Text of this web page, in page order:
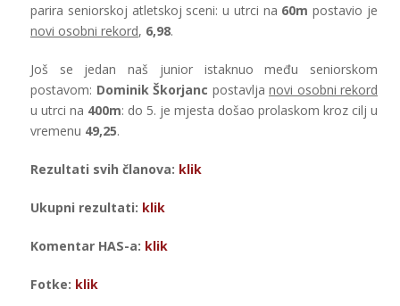
parira seniorskoj atletskoj sceni: u utrci na 60m postavio je
novi osobni rekord, 6,98.
Još se jedan naš junior istaknuo među seniorskom
postavom: Dominik Škorjanc postavlja novi osobni rekord
u utrci na 400m: do 5. je mjesta došao prolaskom kroz cilj u
vremenu 49,25.
Rezultati svih članova: klik
Ukupni rezultati: klik
Komentar HAS-a: klik
Fotke: klik